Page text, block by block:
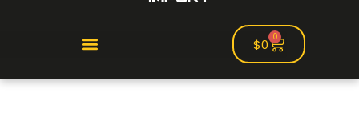
$0 0